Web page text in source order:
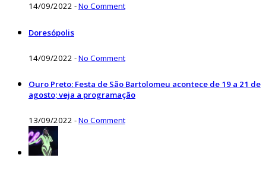
14/09/2022 -No Comment
Doresópolis
14/09/2022 -No Comment
Ouro Preto: Festa de São Bartolomeu acontece de 19 a 21 de
agosto; veja a programação
13/09/2022 -No Comment